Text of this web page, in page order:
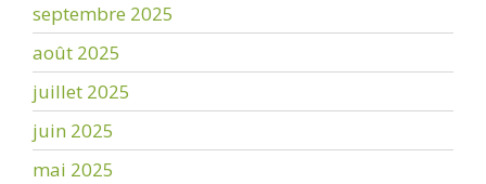
septembre 2025
août 2025
juillet 2025
juin 2025
mai 2025